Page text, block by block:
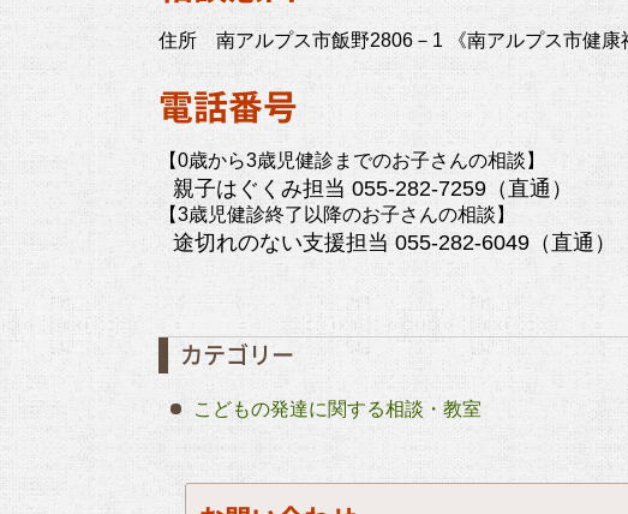
住所 南アルプス市飯野2806－1 《南アルプス市健
電話番号
【0歳から3歳児健診までのお子さんの相談】
親子はぐくみ担当 055-282-7259（直通）
【3歳児健診終了以降のお子さんの相談】
途切れのない支援担当 055-282-6049（直通）
カテゴリー
こどもの発達に関する相談・教室